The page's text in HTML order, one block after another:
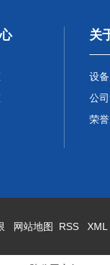
关
设
公
荣
网站地图 RSS XML